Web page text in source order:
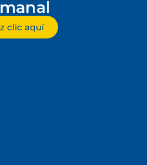
clic aquí